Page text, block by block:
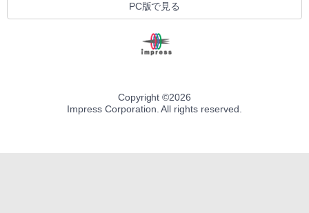
PC版で見る
Copyright ©2026
Impress Corporation. All rights reserved.